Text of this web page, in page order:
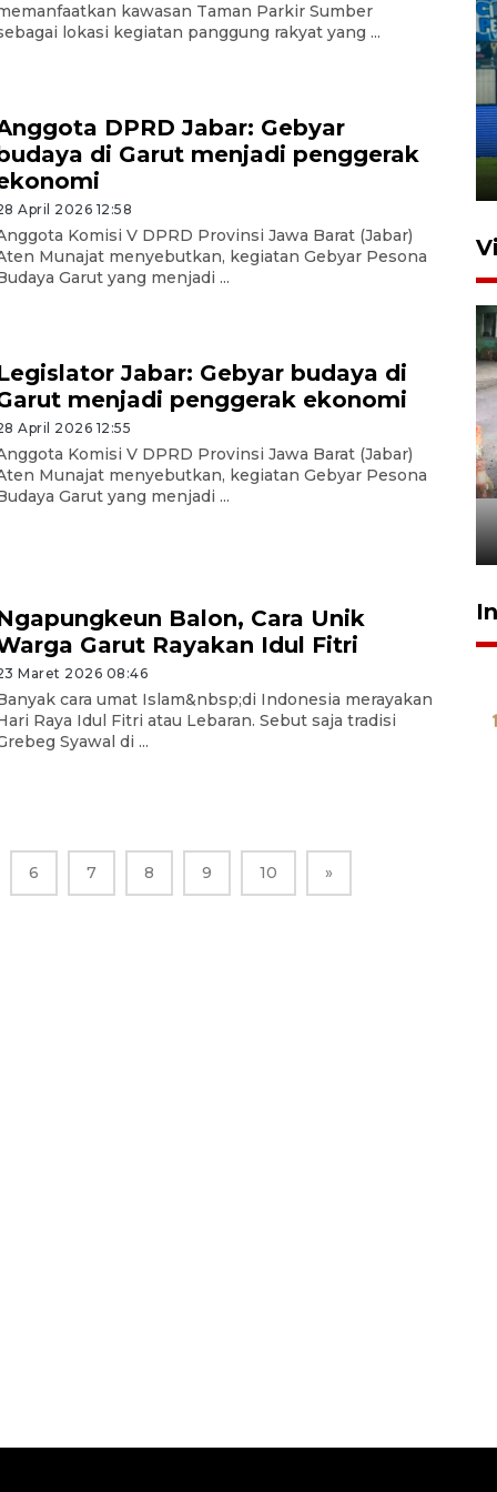
kawasan Taman Parkir Sumber
lokasi kegiatan panggung rakyat yang ...
DPRD Jabar: Gebyar
di Garut menjadi penggerak
April 2026 12:58
Komisi V DPRD Provinsi Jawa Barat (Jabar)
Munajat menyebutkan, kegiatan Gebyar Pesona
Garut yang menjadi ...
Jabar: Gebyar budaya di
menjadi penggerak ekonomi
April 2026 12:55
Komisi V DPRD Provinsi Jawa Barat (Jabar)
Munajat menyebutkan, kegiatan Gebyar Pesona
Garut yang menjadi ...
Balon, Cara Unik
Garut Rayakan Idul Fitri
Maret 2026 08:46
cara umat Islam&nbsp;di Indonesia merayakan
Raya Idul Fitri atau Lebaran. Sebut saja tradisi
Syawal di ...
6 7 8 9 10 »
dan manajerial SPPI di
Balikpapan
Pigai: Penangkapan begal
tetap kewenangan aparat
penegak hukum